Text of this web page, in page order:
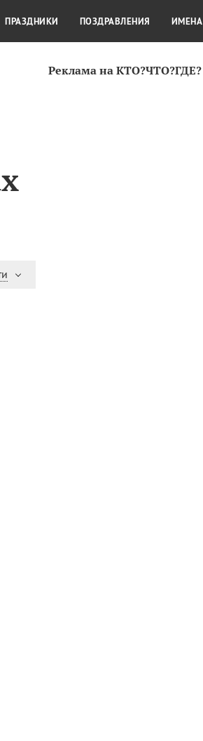
Реклама на КТО?ЧТО?ГДЕ?
КУЛЬТУРА КРАСОТА
ПРАЗДНИКИ ПОЗДРАВЛЕНИЯ ИМЕНА